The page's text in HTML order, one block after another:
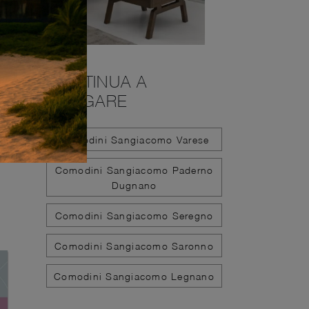
CONTINUA A
NAVIGARE
Comodini Sangiacomo Varese
Comodini Sangiacomo Paderno
Dugnano
Comodini Sangiacomo Seregno
Comodini Sangiacomo Saronno
Comodini Sangiacomo Legnano